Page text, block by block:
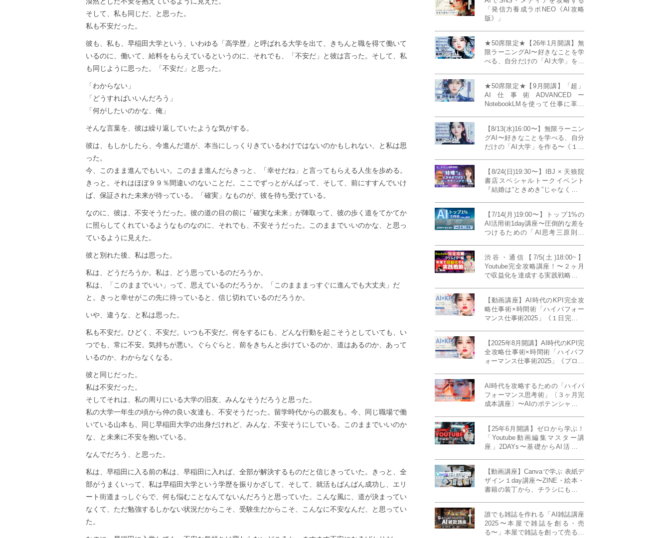
そして、私も同じだ、と思った。
私も不安だった。
彼も、私も、早稲田大学という、いわゆる「高学歴」と呼ばれる大学を出て、きちんと職を得て働いて
いるのに、働いて、給料をもらえているというのに、それでも、「不安だ」と彼は言った。そして、私
も同じように思った。「不安だ」と思った。
「わからない」
「どうすればいいんだろう」
「何がしたいのかな、俺」
そんな言葉を、彼は繰り返していたような気がする。
彼は、もしかしたら、今進んだ道が、本当にしっくりきているわけではないのかもしれない、と私は思
った。
今、このまま進んでもいい。このまま進んだらきっと、「幸せだね」と言ってもらえる人生を歩める。
きっと。それはほぼ９９％間違いのないことだ。ここでずっとがんばって、そして、前にすすんでいけ
ば、保証された未来が待っている。「確実」なものが、彼を待ち受けている。
なのに、彼は、不安そうだった。彼の道の目の前に「確実な未来」が陣取って、彼の歩く道をてかてか
に照らしてくれているようなものなのに、それでも、不安そうだった。このままでいいのかな、と思っ
ているように見えた。
彼と別れた後、私は思った。
私は、どうだろうか。私は、どう思っているのだろうか。
私は、「このままでいい」って、思えているのだろうか。「このまままっすぐに進んでも大丈夫」だ
と。きっと幸せがこの先に待っていると、信じ切れているのだろうか。
いや、違うな、と私は思った。
私も不安だ。ひどく、不安だ。いつも不安だ。何をするにも、どんな行動を起こそうとしていても、い
つでも、常に不安。気持ちが悪い。ぐらぐらと、前をきちんと歩けているのか、道はあるのか、あって
いるのか、わからなくなる。
彼と同じだった。
私は不安だった。
そしてそれは、私の周りにいる大学の旧友、みんなそうだろうと思った。
私の大学一年生の頃から仲の良い友達も、不安そうだった。留学時代からの親友も。今、同じ職場で働
いている山本も、同じ早稲田大学の出身だけれど、みんな、不安そうにしている。このままでいいのか
な、と未来に不安を抱いている。
なんでだろう、と思った。
私は、早稲田に入る前の私は、早稲田に入れば、全部が解決するものだと信じきっていた。きっと、全
部がうまくいって、私は早稲田大学という学歴を振りかざして、そして、就活もばんばん成功し、エリ
ート街道まっしぐらで、何も悩むことなんてないんだろうと思っていた。こんな風に、道が決まってい
なくて、ただ勉強するしかない状況だからこそ、受験生だからこそ、こんなに不安なんだ、と思ってい
た。
「発信力養成ラボNEO《AI攻略
版》」
★50席限定★【26年1月開講】無
限ラーニングAI〜好きなことを学
べる、自分だけの「AI大学」を作
★50席限定★【9月開講】「超」
AI仕事術ADVANCEDー
NotebookLMを使って仕事に革命
【8/13(水)16:00〜】無限ラーニン
グAI〜好きなことを学べる、自分
だけの「AI大学」を作る〜《１日
【8/24(日)19:30〜】IBJ × 天狼院
書店スペシャルトークイベント
『結婚は“ときめき”じゃなくて、
のカタチ〜《BOOKLove結婚相談
所presents》
【7/14(月)19:00〜】トップ1%の
AI活用術1day講座〜圧倒的な差を
つけるための「AI思考三原則」
渋谷・通信【7/5(土)18:00~】
Youtube完全攻略講座！〜２ヶ月
で収益化を達成する実践戦略！ゲ
発信力養成ラボNEO》
【動画講座】AI時代のKPI完全攻
略仕事術×時間術「ハイパフォー
マンス仕事術2025」《１日完成特
【2025年8月開講】AI時代のKPI完
全攻略仕事術×時間術「ハイパフ
ォーマンス仕事術2025」《プロフ
AI時代を攻略するための「ハイパ
フォーマンス思考術」〔３ヶ月完
成本講座〕〜AIのポテンシャルを
【25年6月開講】ゼロから学ぶ！
「Youtube動画編集マスター講
座」2DAYs〜基礎からAI活用ま
【動画講座】Canvaで学ぶ 表紙デ
ザイン１day講座〜ZINE・絵本・
書籍の装丁から、チラシにも活か
誰でも雑誌を作れる「AI雑誌講座
2025〜本屋で雑誌を創る・売
る〜」本屋で雑誌を創って売る！